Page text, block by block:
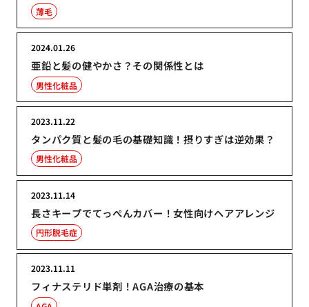
薄毛
亜鉛と髪の健やかさ？その関係性とは
2024.01.26
男性化粧品
タンパク質と髪の毛の基礎知識！摂りすぎは逆効果？
2023.11.22
男性化粧品
長さキープでてっぺんカバー！女性向けヘアアレンジ
2023.11.14
円形脱毛症
フィナステリド単剤！AGA治療の基本
2023.11.11